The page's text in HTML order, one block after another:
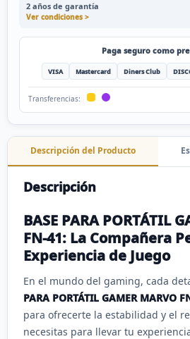
2 años de garantía
Ver condiciones >
Paga seguro como
VISA Mastercard Diners Club
Transferencias:
Descripción del Producto
Descripción
BASE PARA PORTÁTIL
FN-41: La Compañera
Experiencia de Juego
En el mundo del gaming, cada
PARA PORTÁTIL GAMER MARVO
para ofrecerte la estabilidad y el
necesitas para llevar tu